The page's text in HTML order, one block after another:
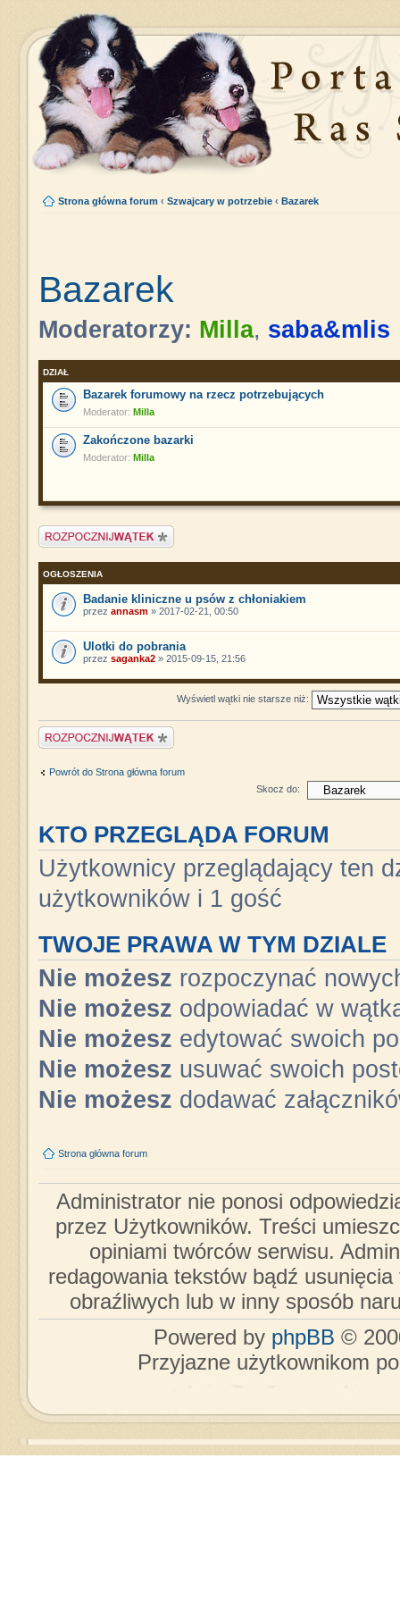
Strona główna forum ‹ Szwajcary w potrzebie ‹ Bazarek
Bazarek
Moderatorzy: Milla, saba&mlis
DZIAŁ
Bazarek forumowy na rzecz potrzebujących
Moderator: Milla
Zakończone bazarki
Moderator: Milla
Napisz wątek
OGŁOSZENIA
Badanie kliniczne u psów z chłoniakiem
przez annasm» 2017-02-21, 00:50
Ulotki do pobrania
przez saganka2» 2015-09-15, 21:56
Wyświetl wątki nie starsze niż:
Napisz wątek
Powrót do Strona główna forum
Skocz do:
KTO PRZEGLĄDA FORUM
Użytkownicy przeglądający ten
użytkowników i 1 gość
TWOJE PRAWA W TYM DZIALE
Nie możesz rozpoczynać
Nie możesz odpowiadać w
Nie możesz edytować swoich
Nie możesz usuwać swoich
Nie możesz dodawać
Strona główna forum
Administrator nie ponosi
przez Użytkowników. Treści
opiniami twórców serwisu.
redagowania tekstów bądź
obraźliwych lub w inny sposób
Powered by phpBB ©
Przyjazne użytkownikom